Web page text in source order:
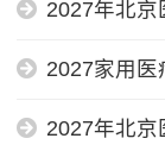
2027年北京医疗器械展
2027家用医疗器械展 智能
2027年北京医疗展会 专业